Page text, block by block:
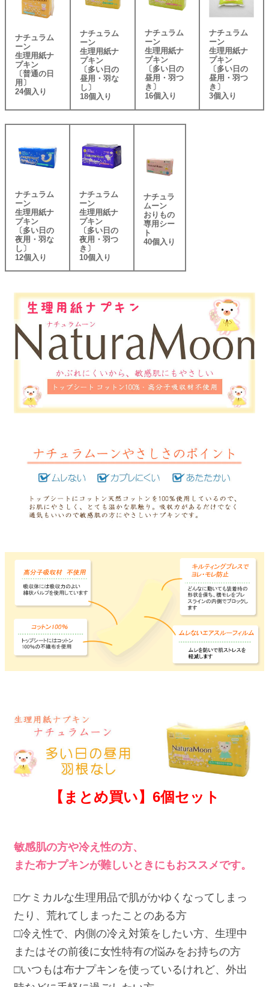
ナチュラム
ーン
生理用紙ナ
プキン
〔普通の日
用〕
24個入り
ナチュラム
ーン
生理用紙ナ
プキン
〔多い日の
昼用・羽な
し〕
18個入り
ナチュラム
ーン
生理用紙ナ
プキン
〔多い日の
昼用・羽つ
き〕
16個入り
ナチュラム
ーン
生理用紙ナ
プキン
〔多い日の
昼用・羽つ
き〕
3個入り
ナチュラム
ーン
生理用紙ナ
プキン
〔多い日の
夜用・羽な
し〕
12個入り
ナチュラム
ーン
生理用紙ナ
プキン
〔多い日の
夜用・羽つ
き〕
10個入り
ナチュラ
ムーン
おりもの
専用シー
ト
40個入り
【まとめ買い】6個セット
敏感肌の方や冷え性の方、
また布ナプキンが難しいときにもおススメです。
□ケミカルな生理用品で肌がかゆくなってしまっ
たり、荒れてしまったことのある方
□冷え性で、内側の冷え対策をしたい方、生理中
またはその前後に女性特有の悩みをお持ちの方
□いつもは布ナプキンを使っているけれど、外出